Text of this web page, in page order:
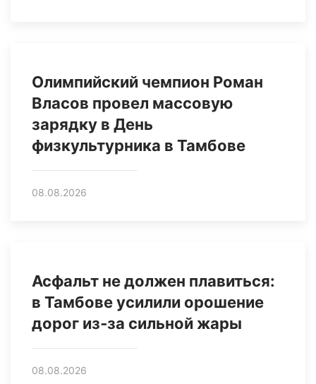
Олимпийский чемпион Роман
Власов провел массовую
зарядку в День
физкультурника в Тамбове
08.08.2026
Асфальт не должен плавиться:
в Тамбове усилили орошение
дорог из‑за сильной жары
08.08.2026